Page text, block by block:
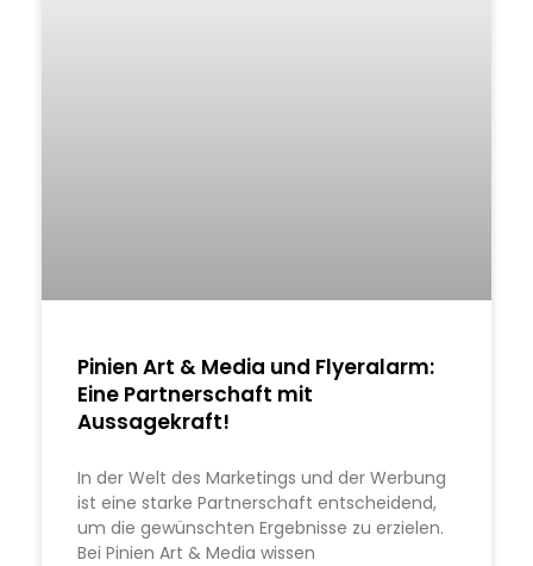
Pinien Art & Media und Flyeralarm:
Eine Partnerschaft mit
Aussagekraft!
In der Welt des Marketings und der Werbung
ist eine starke Partnerschaft entscheidend,
um die gewünschten Ergebnisse zu erzielen.
Bei Pinien Art & Media wissen